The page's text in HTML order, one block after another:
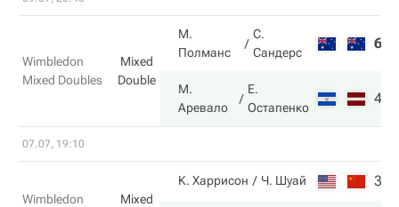
Wimbledon
Mixed Doubles
Mixed
Double
М.
Полманс
С.
Сандерс
6
М.
Аревало
Е.
Остапенко
4
07.07, 19:10
Wimbledon
Mixed
К. Харрисон Ч. Шуай 3